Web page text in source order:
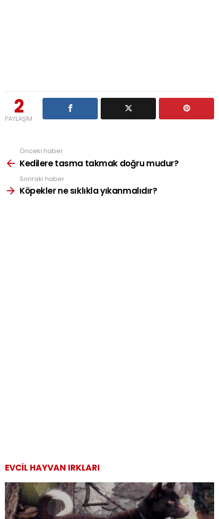
2
PAYLAŞIM
more
Önceki haber
Kedilere tasma takmak doğru mudur?
Sonraki haber
Köpekler ne sıklıkla yıkanmalıdır?
EVCIL HAYVAN IRKLARI